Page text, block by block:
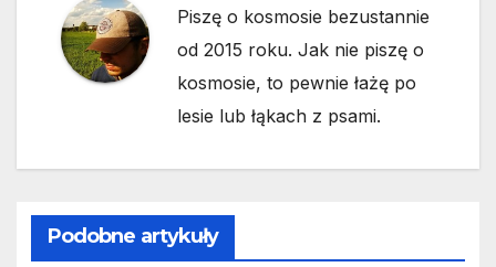
Piszę o kosmosie bezustannie
od 2015 roku. Jak nie piszę o
kosmosie, to pewnie łażę po
lesie lub łąkach z psami.
Podobne artykuły